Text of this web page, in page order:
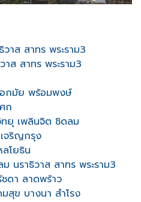
าส สาทร พระราม3
าส สาทร พระราม3
อกมัย พร้อมพงษ์
ก
ทยุ เพลินจิต ชิดลม
จริญกรุง
ลโยธิน
นราธิวาส สาทร พระราม3
ชดา ลาดพร้าว
สุข บางนา สำโรง